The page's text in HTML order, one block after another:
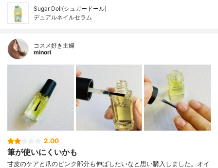
Sugar Doll(シュガードール)
デュアルネイルセラム
コスメ好き主婦
minori
2.00
筆が使いにくいかも
甘皮のケアと爪のピンク部分も伸ばしたいなと思い購入しました。オイ